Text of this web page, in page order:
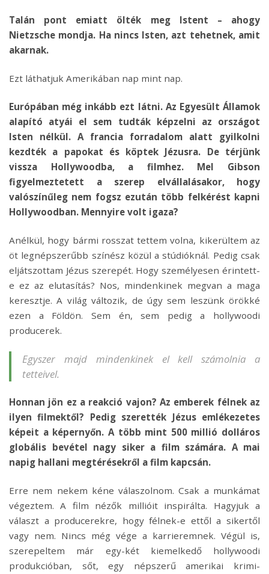
Talán pont emiatt ölték meg Istent – ahogy
Nietzsche mondja. Ha nincs Isten, azt tehetnek, amit
akarnak.
Ezt láthatjuk Amerikában nap mint nap.
Európában még inkább ezt látni. Az Egyesült Államok
alapító atyái el sem tudták képzelni az országot
Isten nélkül. A francia forradalom alatt gyilkolni
kezdték a papokat és köptek Jézusra. De térjünk
vissza Hollywoodba, a filmhez. Mel Gibson
figyelmeztetett a szerep elvállalásakor, hogy
valószínűleg nem fogsz ezután több felkérést kapni
Hollywoodban. Mennyire volt igaza?
Anélkül, hogy bármi rosszat tettem volna, kikerültem az
öt legnépszerűbb színész közül a stúdióknál. Pedig csak
eljátszottam Jézus szerepét. Hogy személyesen érintett-
e ez az elutasítás? Nos, mindenkinek megvan a maga
keresztje. A világ változik, de úgy sem leszünk örökké
ezen a Földön. Sem én, sem pedig a hollywoodi
producerek.
Egyszer majd mindenkinek el kell számolnia a
tetteivel.
Honnan jön ez a reakció vajon? Az emberek félnek az
ilyen filmektől? Pedig szerették Jézus emlékezetes
képeit a képernyőn. A több mint 500 millió dolláros
globális bevétel nagy siker a film számára. A mai
napig hallani megtérésekről a film kapcsán.
Erre nem nekem kéne válaszolnom. Csak a munkámat
végeztem. A film nézők millióit inspirálta. Hagyjuk a
választ a producerekre, hogy félnek-e ettől a sikertől
vagy nem. Nincs még vége a karrieremnek. Végül is,
szerepeltem már egy-két kiemelkedő hollywoodi
produkcióban, sőt, egy népszerű amerikai krimi-